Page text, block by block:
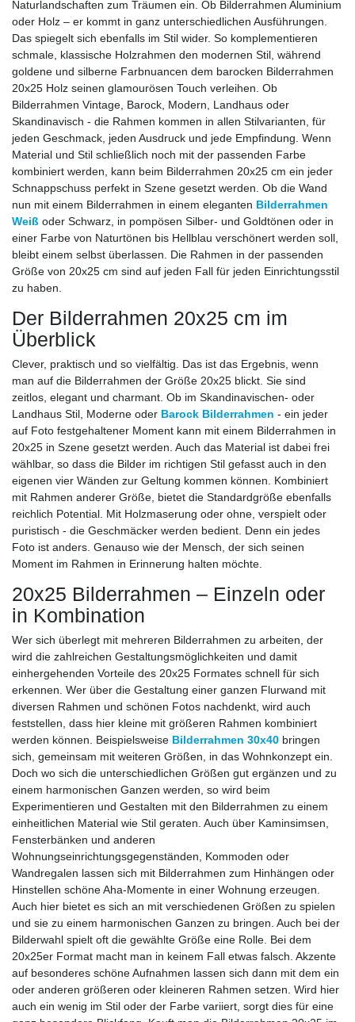
Naturlandschaften zum Träumen ein. Ob Bilderrahmen Aluminium
oder Holz – er kommt in ganz unterschiedlichen Ausführungen.
Das spiegelt sich ebenfalls im Stil wider. So komplementieren
schmale, klassische Holzrahmen den modernen Stil, während
goldene und silberne Farbnuancen dem barocken Bilderrahmen
20x25 Holz seinen glamourösen Touch verleihen. Ob
Bilderrahmen Vintage, Barock, Modern, Landhaus oder
Skandinavisch - die Rahmen kommen in allen Stilvarianten, für
jeden Geschmack, jeden Ausdruck und jede Empfindung. Wenn
Material und Stil schließlich noch mit der passenden Farbe
kombiniert werden, kann beim Bilderrahmen 20x25 cm ein jeder
Schnappschuss perfekt in Szene gesetzt werden. Ob die Wand
nun mit einem Bilderrahmen in einem eleganten Bilderrahmen
Weiß oder Schwarz, in pompösen Silber- und Goldtönen oder in
einer Farbe von Naturtönen bis Hellblau verschönert werden soll,
bleibt einem selbst überlassen. Die Rahmen in der passenden
Größe von 20x25 cm sind auf jeden Fall für jeden Einrichtungsstil
zu haben.
Der Bilderrahmen 20x25 cm im
Überblick
Clever, praktisch und so vielfältig. Das ist das Ergebnis, wenn
man auf die Bilderrahmen der Größe 20x25 blickt. Sie sind
zeitlos, elegant und charmant. Ob im Skandinavischen- oder
Landhaus Stil, Moderne oder Barock Bilderrahmen - ein jeder
auf Foto festgehaltener Moment kann mit einem Bilderrahmen in
20x25 in Szene gesetzt werden. Auch das Material ist dabei frei
wählbar, so dass die Bilder im richtigen Stil gefasst auch in den
eigenen vier Wänden zur Geltung kommen können. Kombiniert
mit Rahmen anderer Größe, bietet die Standardgröße ebenfalls
reichlich Potential. Mit Holzmaserung oder ohne, verspielt oder
puristisch - die Geschmäcker werden bedient. Denn ein jedes
Foto ist anders. Genauso wie der Mensch, der sich seinen
Moment im Rahmen in Erinnerung halten möchte.
20x25 Bilderrahmen – Einzeln oder
in Kombination
Wer sich überlegt mit mehreren Bilderrahmen zu arbeiten, der
wird die zahlreichen Gestaltungsmöglichkeiten und damit
einhergehenden Vorteile des 20x25 Formates schnell für sich
erkennen. Wer über die Gestaltung einer ganzen Flurwand mit
diversen Rahmen und schönen Fotos nachdenkt, wird auch
feststellen, dass hier kleine mit größeren Rahmen kombiniert
werden können. Beispielsweise Bilderrahmen 30x40 bringen
sich, gemeinsam mit weiteren Größen, in das Wohnkonzept ein.
Doch wo sich die unterschiedlichen Größen gut ergänzen und zu
einem harmonischen Ganzen werden, so wird beim
Experimentieren und Gestalten mit den Bilderrahmen zu einem
einheitlichen Material wie Stil geraten. Auch über Kaminsimsen,
Fensterbänken und anderen
Wohnungseinrichtungsgegenständen, Kommoden oder
Wandregalen lassen sich mit Bilderrahmen zum Hinhängen oder
Hinstellen schöne Aha-Momente in einer Wohnung erzeugen.
Auch hier bietet es sich an mit verschiedenen Größen zu spielen
und sie zu einem harmonischen Ganzen zu bringen. Auch bei der
Bilderwahl spielt oft die gewählte Größe eine Rolle. Bei dem
20x25er Format macht man in keinem Fall etwas falsch. Akzente
auf besonderes schöne Aufnahmen lassen sich dann mit dem ein
oder anderen größeren oder kleineren Rahmen setzen. Wird hier
auch ein wenig im Stil oder der Farbe variiert, sorgt dies für eine